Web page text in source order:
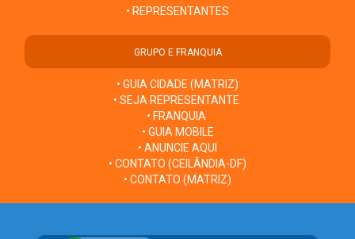
• REPRESENTANTES
GRUPO E FRANQUIA
• GUIA CIDADE (MATRIZ)
• SEJA REPRESENTANTE
• FRANQUIA
• GUIA MOBILE
• ANUNCIE AQUI
• CONTATO (CEILÂNDIA-DF)
• CONTATO (MATRIZ)